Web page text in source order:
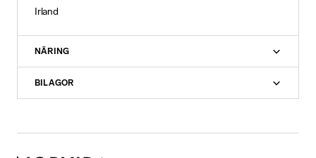
Irland
NÄRING
BILAGOR